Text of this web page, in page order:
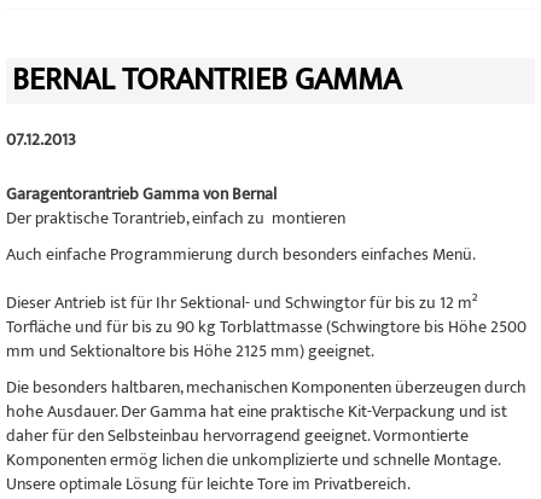
BERNAL TORANTRIEB GAMMA
07.12.2013
Garagentorantrieb Gamma von Bernal
Der praktische Torantrieb, einfach zu montieren
Auch einfache Programmierung durch besonders einfaches Menü.
Dieser Antrieb ist für Ihr Sektional- und Schwingtor für bis zu 12 m²
Torfläche und für bis zu 90 kg Torblattmasse (Schwingtore bis Höhe 2500
mm und Sektionaltore bis Höhe 2125 mm) geeignet.
Die besonders haltbaren, mechanischen Komponenten überzeugen durch
hohe Ausdauer. Der Gamma hat eine praktische Kit-Verpackung und ist
daher für den Selbsteinbau hervorragend geeignet. Vormontierte
Komponenten ermög lichen die unkomplizierte und schnelle Montage.
Unsere optimale Lösung für leichte Tore im Privatbereich.